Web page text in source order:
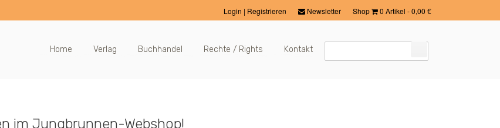
Shop 0 Artikel -0,00 €
Newsletter
Login | Registrieren
Home Verlag Buchhandel Rechte / Rights Kontakt
im Jungbrunnen-Webshop!